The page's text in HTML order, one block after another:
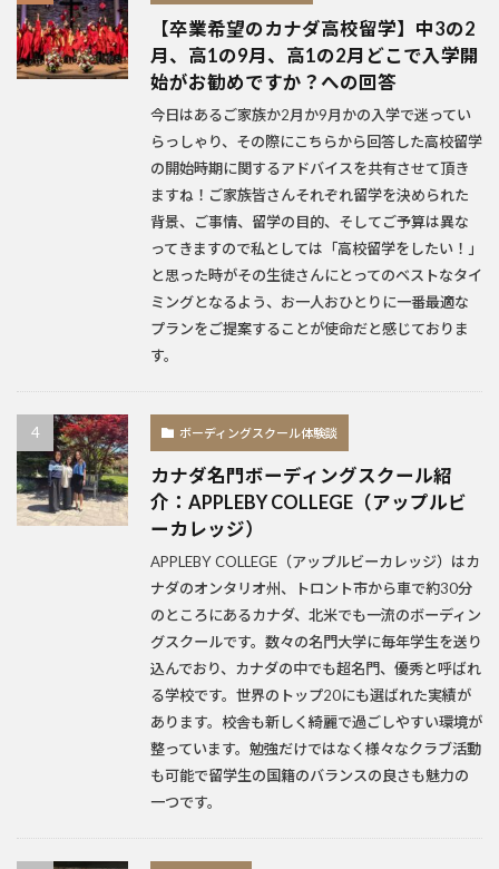
【卒業希望のカナダ高校留学】中3の2
月、高1の9月、高1の2月どこで入学開
始がお勧めですか？への回答
今日はあるご家族か2月か9月かの入学で迷ってい
らっしゃり、その際にこちらから回答した高校留学
の開始時期に関するアドバイスを共有させて頂き
ますね！ご家族皆さんそれぞれ留学を決められた
背景、ご事情、留学の目的、そしてご予算は異な
ってきますので私としては「高校留学をしたい！」
と思った時がその生徒さんにとってのベストなタイ
ミングとなるよう、お一人おひとりに一番最適な
プランをご提案することが使命だと感じておりま
す。
ボーディングスクール体験談
カナダ名門ボーディングスクール紹
介：APPLEBY COLLEGE（アップルビ
ーカレッジ）
APPLEBY COLLEGE（アップルビーカレッジ）はカ
ナダのオンタリオ州、トロント市から車で約30分
のところにあるカナダ、北米でも一流のボーディン
グスクールです。数々の名門大学に毎年学生を送り
込んでおり、カナダの中でも超名門、優秀と呼ばれ
る学校です。世界のトップ20にも選ばれた実績が
あります。校舎も新しく綺麗で過ごしやすい環境が
整っています。勉強だけではなく様々なクラブ活動
も可能で留学生の国籍のバランスの良さも魅力の
一つです。